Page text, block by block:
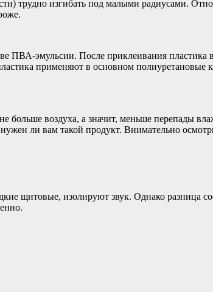
трудно изгибать под малыми радиусами.
ПВА-эмульсии. После приклеивания пластика
применяют в основном
больше воздуха, а значит, меньше перепады
ли вам такой продукт. Внимательно
щитовые, изолируют звук. Однако разница